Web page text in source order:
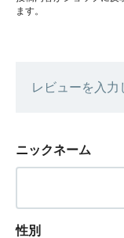
ます。
レビューを入力
ニックネーム
性別